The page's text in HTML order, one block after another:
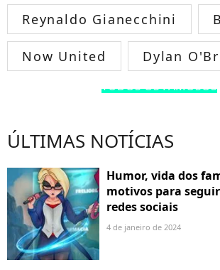
Reynaldo Gianecchini
Now United Dylan
TODOS OS FAMOSOS
ÚLTIMAS NOTÍCIAS
Humor, vida dos
motivos para
redes sociais
4 de janeiro de 2024